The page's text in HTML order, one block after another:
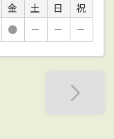
金 土 日
祝
● － － －